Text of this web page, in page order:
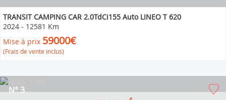
TRANSIT CAMPING CAR 2.0TdCi155 Auto LINEO T 620
2024 - 12581 Km
Mise à prix 59000€
(Frais de vente inclus)
N° 3